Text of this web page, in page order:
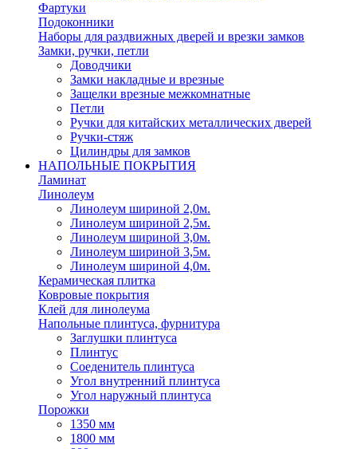
Фартуки
Подоконники
Наборы для раздвижных дверей и врезки замков
Замки, ручки, петли
Доводчики
Замки накладные и врезные
Защелки врезные межкомнатные
Петли
Ручки для китайских металлических дверей
Ручки-стяж
Цилиндры для замков
НАПОЛЬНЫЕ ПОКРЫТИЯ
Ламинат
Линолеум
Линолеум шириной 2,0м.
Линолеум шириной 2,5м.
Линолеум шириной 3,0м.
Линолеум шириной 3,5м.
Линолеум шириной 4,0м.
Керамическая плитка
Ковровые покрытия
Клей для линолеума
Напольные плинтуса, фурнитура
Заглушки плинтуса
Плинтус
Соеденитель плинтуса
Угол внутренний плинтуса
Угол наружный плинтуса
Порожки
1350 мм
1800 мм